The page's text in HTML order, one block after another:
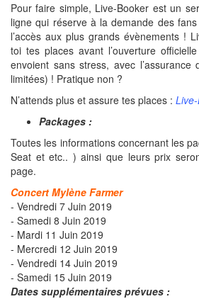
Pour faire simple, Live-Booker est un
ligne qui réserve à la demande des
l’accès aux plus grands évènements !
toi tes places avant l’ouverture
envoient sans stress, avec l’assurance
limitées) ! Pratique non ?
N’attends plus et assure tes places :
Packages :
Toutes les informations concernant les
Seat et etc.. ) ainsi que leurs prix
page.
Concert Mylène Farmer
- Vendredi 7 Juin 2019
- Samedi 8 Juin 2019
- Mardi 11 Juin 2019
- Mercredi 12 Juin 2019
- Vendredi 14 Juin 2019
- Samedi 15 Juin 2019
Dates supplémentaires prévues :